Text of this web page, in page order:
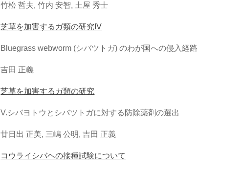
竹松 哲夫, 竹内 安智, 土屋 秀士
芝草を加害するガ類の研究IV
Bluegrass webworm (シバツトガ) のわが国への侵入経路
吉田 正義
芝草を加害するガ類の研究
V.シバヨトウとシバツトガに対する防除薬剤の選出
廿日出 正美, 三嶋 公明, 吉田 正義
コウライシバヘの接種試験について